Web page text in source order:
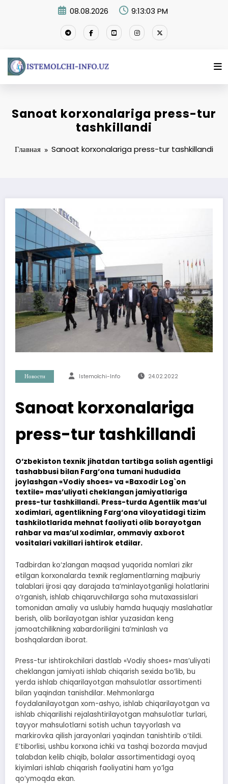
08.08.2026 9:13:04 PM
Sanoat korxonalariga press-tur
tashkillandi
Главная Sanoat korxonalariga press-tur tashkillandi
Новости Istemolchi-Info 24.02.2022
Sanoat korxonalariga
press-tur tashkillandi
O‘zbekiston texnik jihatdan tartibga solish agentligi
tashabbusi bilan Farg‘ona tumani hududida
joylashgan «Vodiy shoes» va «Baxodir Log`on
textile» mas’uliyati cheklangan jamiyatlariga
press-tur tashkillandi. Press-turda Agentlik mas’ul
xodimlari, agentlikning Farg‘ona viloyatidagi tizim
tashkilotlarida mehnat faoliyati olib borayotgan
rahbar va mas’ul xodimlar, ommaviy axborot
vositalari vakillari ishtirok etdilar.
Tadbirdan ko‘zlangan maqsad yuqorida nomlari zikr
etilgan korxonalarda texnik reglamentlarning majburiy
talablari ijrosi qay darajada ta’minlayotganligi holatlarini
o‘rganish, ishlab chiqaruvchilarga soha mutaxassislari
tomonidan amaliy va uslubiy hamda huquqiy maslahatlar
berish, olib borilayotgan ishlar yuzasidan keng
jamoatchilikning xabardoriligini ta’minlash va
boshqalardan iborat.
Press-tur ishtirokchilari dastlab «Vodiy shoes» mas’uliyati
cheklangan jamiyati ishlab chiqarish sexida bo‘lib, bu
yerda ishlab chiqarilayotgan mahsulotlar assortimenti
bilan yaqindan tanishdilar. Mehmonlarga
foydalanilayotgan xom-ashyo, ishlab chiqarilayotgan va
ishlab chiqarilishi rejalashtirilayotgan mahsulotlar turlari,
tayyor mahsulotlarni sotish uchun tayyorlash va
markirovka qilish jarayonlari yaqindan tanishtirib o‘tildi.
E’tiborlisi, ushbu korxona ichki va tashqi bozorda mavjud
talabdan kelib chiqib, bolalar assortimentidagi oyoq
kiyimlari ishlab chiqarish faoliyatini ham yo‘lga
qo‘ymoqda ekan.